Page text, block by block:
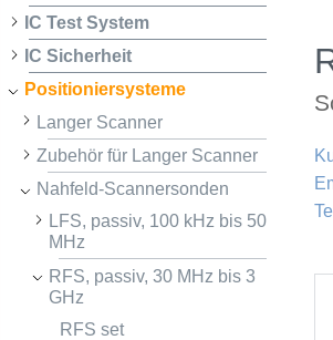
IC Test System
IC Sicherheit
Positioniersysteme
Langer Scanner
Zubehör für Langer Scanner
Nahfeld-Scannersonden
LFS, passiv, 100 kHz bis 50
MHz
RFS, passiv, 30 MHz bis 3
GHz
RFS set